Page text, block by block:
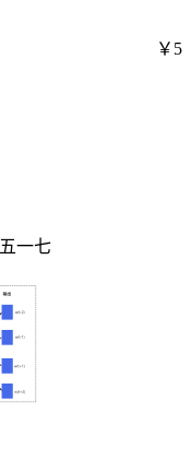
五一七
￥5